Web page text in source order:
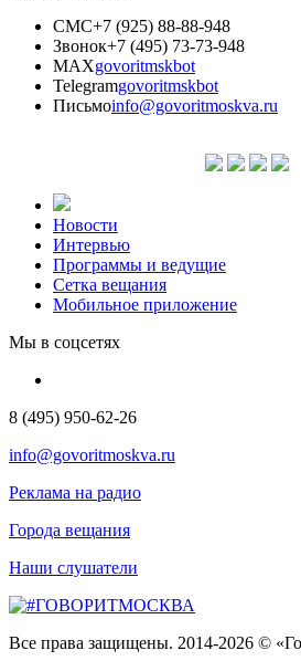
СМС+7 (925) 88-88-948
Звонок+7 (495) 73-73-948
MAXgovoritmskbot
Telegramgovoritmskbot
Письмоinfo@govoritmoskva.ru
Новости
Интервью
Программы и ведущие
Сетка вещания
Мобильное приложение
Мы в соцсетях
8 (495) 950-62-26
info@govoritmoskva.ru
Реклама на радио
Города вещания
Наши слушатели
Все права защищены. 2014-2026 ©